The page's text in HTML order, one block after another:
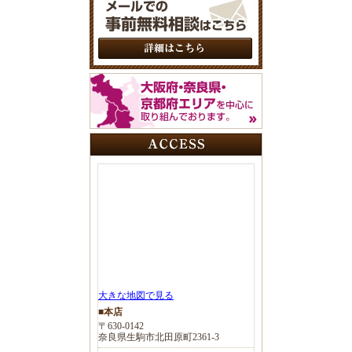
大きな地図で見る
■本店
〒630-0142
奈良県生駒市北田原町2361-3